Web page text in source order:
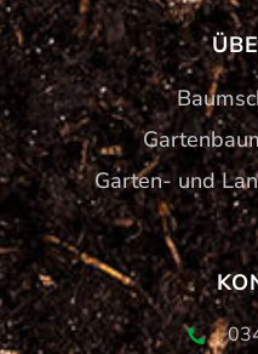
Garten- und